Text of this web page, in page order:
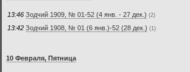
13:46 Зодчий 1909, № 01-52 (4 янв. - 27 дек.) (2)
13:42 Зодчий 1908, № 01 (6 янв.)-52 (28 дек.) (1)
10 Февраля, Пятница